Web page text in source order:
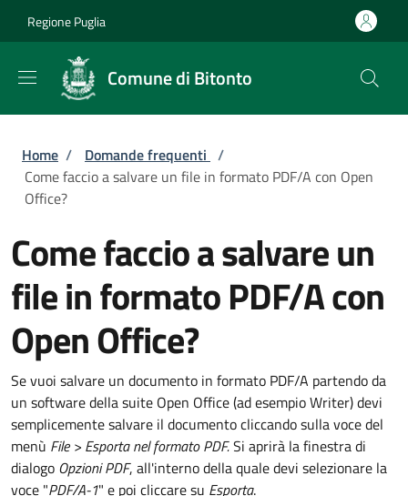
Regione Puglia
Comune di Bitonto
Briciole di pane
Home / Domande frequenti /
Come faccio a salvare un file in formato PDF/A con Open
Office?
Come faccio a salvare un
file in formato PDF/A con
Open Office?
Se vuoi salvare un documento in formato PDF/A partendo da
un software della suite Open Office (ad esempio Writer) devi
semplicemente salvare il documento cliccando sulla voce del
menù File > Esporta nel formato PDF.Si aprirà la finestra di
dialogo Opzioni PDF, all'interno della quale devi selezionare la
voce "PDF/A-1" e poi cliccare su Esporta.